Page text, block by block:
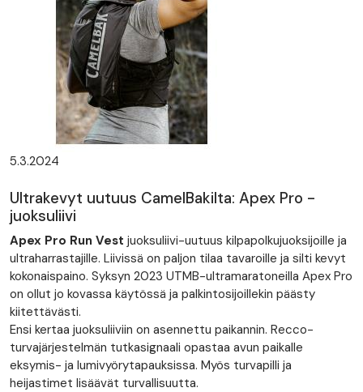
5.3.2024
Ultrakevyt uutuus CamelBakilta: Apex Pro -
juoksuliivi
Apex Pro Run Vest juoksuliivi-uutuus kilpapolkujuoksijoille ja
ultraharrastajille. Liivissä on paljon tilaa tavaroille ja silti kevyt
kokonaispaino. Syksyn 2023 UTMB-ultramaratoneilla Apex Pro
on ollut jo kovassa käytössä ja palkintosijoillekin päästy
kiitettävästi.
Ensi kertaa juoksuliiviin on asennettu paikannin. Recco-
turvajärjestelmän tutkasignaali opastaa avun paikalle
eksymis- ja lumivyörytapauksissa. Myös turvapilli ja
heijastimet lisäävät turvallisuutta.